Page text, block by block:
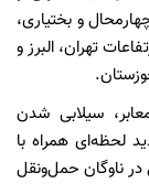
و بختیاری،
تهران، البرز و
سیلابی شدن
لحظه‌ای همراه با
ناوگان حمل‌ونقل